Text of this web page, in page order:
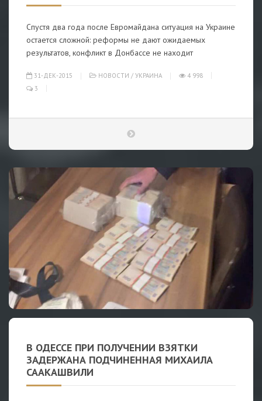
Спустя два года после Евромайдана ситуация на Украине
остается сложной: реформы не дают ожидаемых
результатов, конфликт в Донбассе не находит
31-ДЕК-2015 НОВОСТИ / УКРАИНА
4 998
3
В ОДЕССЕ ПРИ ПОЛУЧЕНИИ ВЗЯТКИ
ЗАДЕРЖАНА ПОДЧИНЕННАЯ МИХАИЛА
СААКАШВИЛИ